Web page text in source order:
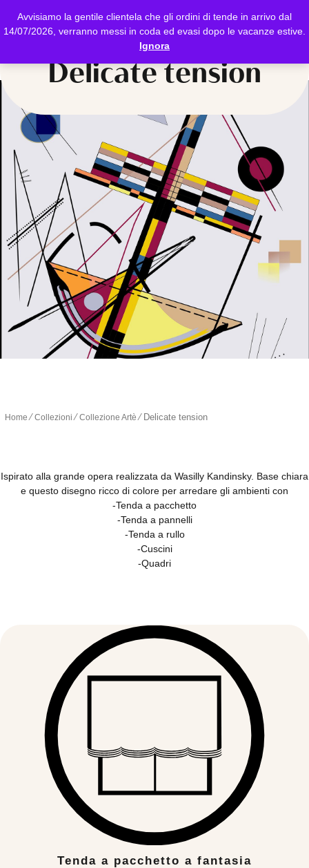
Avvisiamo la gentile clientela che gli ordini di tende in arrivo dal
14/07/2026, verranno messi in coda ed evasi dopo le vacanze estive.
Ignora
Delicate tension
Home ∕Collezioni ∕Collezione Artè ∕ Delicate tension
Ispirato alla grande opera realizzata da Wasilly Kandinsky. Base chiara
e questo disegno ricco di colore per arredare gli ambienti con
-Tenda a pacchetto
-Tenda a pannelli
-Tenda a rullo
-Cuscini
-Quadri
Tenda a pacchetto a fantasia